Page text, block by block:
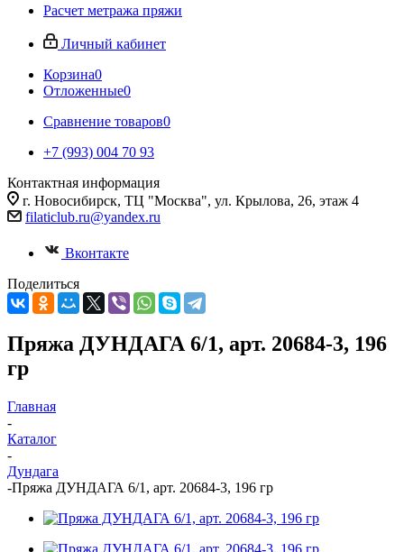
Расчет метража пряжи
Личный кабинет
Корзина0
Отложенные0
Сравнение товаров0
+7 (993) 004 70 93
Контактная информация
г. Новосибирск, ТЦ "Москва", ул. Крылова, 26, этаж 4
filaticlub.ru@yandex.ru
Вконтакте
Поделиться
Пряжа ДУНДАГА 6/1, арт. 20684-3, 196
гр
Главная
-
Каталог
-
Дундага
-Пряжа ДУНДАГА 6/1, арт. 20684-3, 196 гр